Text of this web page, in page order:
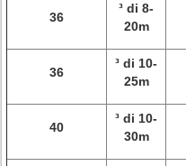
36
³ di 8-
20m
36
³ di 10-
25m
40
³ di 10-
30m